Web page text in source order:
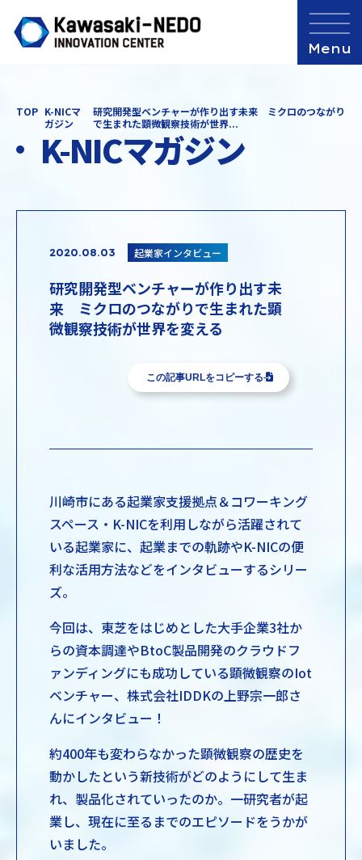
TOP K-NICマ
ガジン
研究開発型ベンチャーが作り出す未来 ミクロのつながり
で生まれた顕微観察技術が世界...
K-NICマガジン
2020.08.03 起業家インタビュー
研究開発型ベンチャーが作り出す未
来 ミクロのつながりで生まれた顕
微観察技術が世界を変える
この記事URLをコピーする
川崎市にある起業家支援拠点＆コワーキング
スペース・K-NICを利用しながら活躍されて
いる起業家に、起業までの軌跡やK-NICの便
利な活用方法などをインタビューするシリー
ズ。
今回は、東芝をはじめとした大手企業3社か
らの資本調達やBtoC製品開発のクラウドフ
ァンディングにも成功している顕微観察のIot
ベンチャー、株式会社IDDKの上野宗一郎さ
んにインタビュー！
約400年も変わらなかった顕微観察の歴史を
動かしたという新技術がどのようにして生ま
れ、製品化されていったのか。一研究者が起
業し、現在に至るまでのエピソードをうかが
いました。